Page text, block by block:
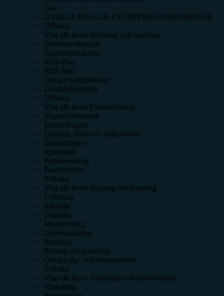
Gas
ÖVRIGA BYGG & ENTREPRENADMASKINER
Tillbaka
Visa allt inom Borrning och mejsling
Borrskruvdragare
Slagborrmaskiner
SDS-Plus
SDS-Max
Övriga borrmaskiner
Diamantborrning
Tillbaka
Visa allt inom Fästanordning
Slagskruvdragare
Mutterdragare
Dyckert, Häft och Spikpistoler
Skruvdragare
Spärrskaft
Popnitverktyg
Fästtillbehör
Tillbaka
Visa allt inom Sågning och kapning
Cirkelsåg
Sticksåg
Tigersåg
Multiverktyg
Universalkapar
Bandsåg
Rörkap och kabelsax
Övriga såg- och kapmaskiner
Tillbaka
Visa allt inom Vinkelslip och polermaskin
Vinkelslip